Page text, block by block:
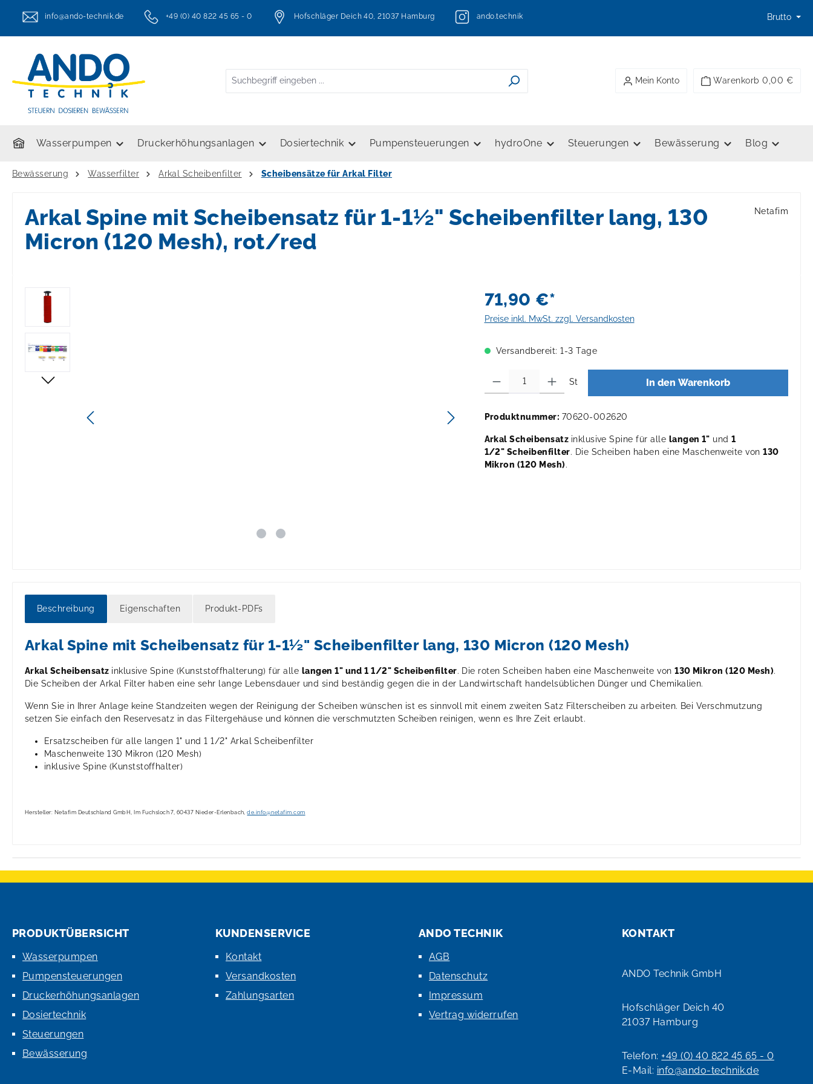
Zur Hauptnavigation springen
info@ando-technik.de +49 (0) 40 822 45 65 - 0 Hofschläger Deich 40, 21037 Hamburg ando.technik
twt.header.serviceHotlineText
Brutto
Mein Konto Warenkorb 0,00 €
Wasserpumpen Druckerhöhungsanlagen Dosiertechnik Pumpensteuerungen hydroOne Steuerungen Bewässerung Blog
Bewässerung Wasserfilter Arkal Scheibenfilter Scheibensätze für Arkal Filter
Arkal Spine mit Scheibensatz für 1-1½" Scheibenfilter lang, 130
Micron (120 Mesh), rot/red
Netafim
Bildergalerie überspringen 71,90 €*
Preise inkl. MwSt. zzgl. Versandkosten
Versandbereit: 1-3 Tage
St In den Warenkorb
Produktnummer: 70620-002620
Arkal Scheibensatz inklusive Spine für alle langen 1" und1
1/2" Scheibenfilter. Die Scheiben haben eine Maschenweite von130
Mikron (120 Mesh).
Beschreibung Eigenschaften Produkt-PDFs
Arkal Spine mit Scheibensatz für 1-1½" Scheibenfilter lang, 130 Micron (120 Mesh)
Arkal Scheibensatz inklusive Spine (Kunststoffhalterung) für alle langen 1" und 1 1/2" Scheibenfilter. Die roten Scheiben haben eine Maschenweite von130 Mikron (120 Mesh).
Die Scheiben der Arkal Filter haben eine sehr lange Lebensdauer und sind beständig gegen die in der Landwirtschaft handelsüblichen Dünger und Chemikalien.
Wenn Sie in Ihrer Anlage keine Standzeiten wegen der Reinigung der Scheiben wünschen ist es sinnvoll mit einem zweiten Satz Filterscheiben zu arbeiten. Bei Verschmutzung
setzen Sie einfach den Reservesatz in das Filtergehäuse und können die verschmutzten Scheiben reinigen, wenn es Ihre Zeit erlaubt.
Ersatzscheiben für alle langen 1" und 1 1/2" Arkal Scheibenfilter
Maschenweite 130 Mikron (120 Mesh)
inklusive Spine (Kunststoffhalter)
Hersteller: Netafim Deutschland GmbH, Im Fuchsloch 7, 60437 Nieder-Erlenbach,de.info@netafim.com
PRODUKTÜBERSICHT
Wasserpumpen
Pumpensteuerungen
Druckerhöhungsanlagen
Dosiertechnik
Steuerungen
Bewässerung
KUNDENSERVICE
Kontakt
Versandkosten
Zahlungsarten
ANDO TECHNIK
AGB
Datenschutz
Impressum
Vertrag widerrufen
KONTAKT
ANDO Technik GmbH
Hofschläger Deich 40
21037 Hamburg
Telefon:+49 (0) 40 822 45 65 - 0
E-Mail: info@ando-technik.de